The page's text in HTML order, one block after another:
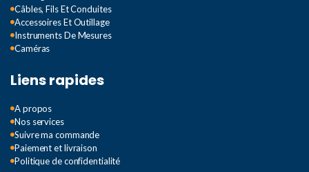
Câbles, Fils Et Conduites
Accessoires Et Outillage
Instruments De Mesures
Caméras
Liens rapides
A propos
Nos services
Suivre ma commande
Paiement et livraison
Politique de confidentialité